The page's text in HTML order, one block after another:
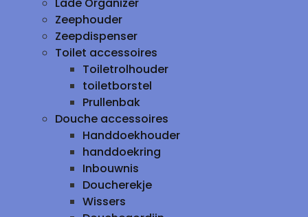
Zeephouder
Zeepdispenser
Toilet accessoires
Toiletrolhouder
toiletborstel
Prullenbak
Douche accessoires
Handdoekhouder
handdoekring
Inbouwnis
Doucherekje
Wissers